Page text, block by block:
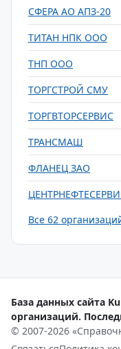
СФЕРА АО АПЗ-20
ТИТАН НПК ООО
ТНП ООО
ТОРГСТРОЙ СМУ
ТОРГВТОРСЕРВИС
ТРАНСМАШ
ФЛАНЕЦ ЗАО
Все 62
База данных сайта
организаций.
© 2007-2026